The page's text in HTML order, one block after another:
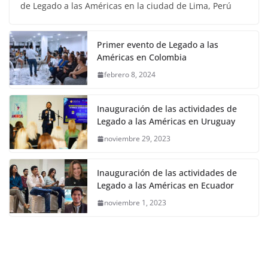
de Legado a las Américas en la ciudad de Lima, Perú
Primer evento de Legado a las
Américas en Colombia
febrero 8, 2024
Inauguración de las actividades de
Legado a las Américas en Uruguay
noviembre 29, 2023
Inauguración de las actividades de
Legado a las Américas en Ecuador
noviembre 1, 2023